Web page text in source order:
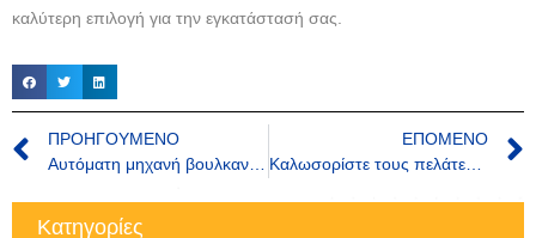
Κατηγορίες
καλύτερη επιλογή για την εγκατάστασή σας.
ΠΡΟΗΓΟΎΜΕΝΟ
ΕΠΌΜΕΝΟ
Καλωσορίστε τους πελάτες να επισκεφθούν το εργοστάσιο BORIA